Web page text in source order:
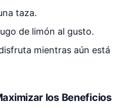
taza.
de limón al gusto.
mientras aún está
los Beneficios